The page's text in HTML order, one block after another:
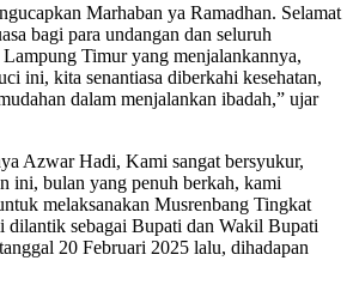
Marhaban ya Ramadhan. Selamat
bagi para undangan dan seluruh
Timur yang menjalankannya,
ini, kita senantiasa diberkahi kesehatan,
dalam menjalankan ibadah,” ujar
Azwar Hadi, Kami sangat bersyukur,
ini, bulan yang penuh berkah, kami
melaksanakan Musrenbang Tingkat
dilantik sebagai Bupati dan Wakil Bupati
20 Februari 2025 lalu, dihadapan